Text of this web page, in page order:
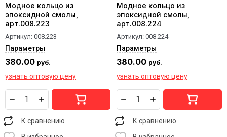
Модное кольцо из
эпоксидной смолы,
арт.008.223
Артикул: 008.223
Параметры
380.00 руб.
узнать оптовую цену
К сравнению
Модное кольцо из
эпоксидной смолы,
арт.008.224
Артикул: 008.224
Параметры
380.00 руб.
узнать оптовую цену
К сравнению